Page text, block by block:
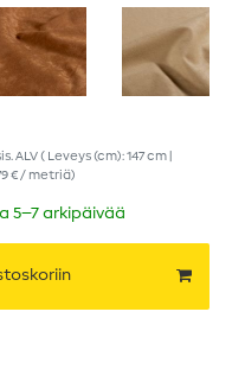
ALV( Leveys (cm): 147 cm |
€ / metriä)
5–7 arkipäivää